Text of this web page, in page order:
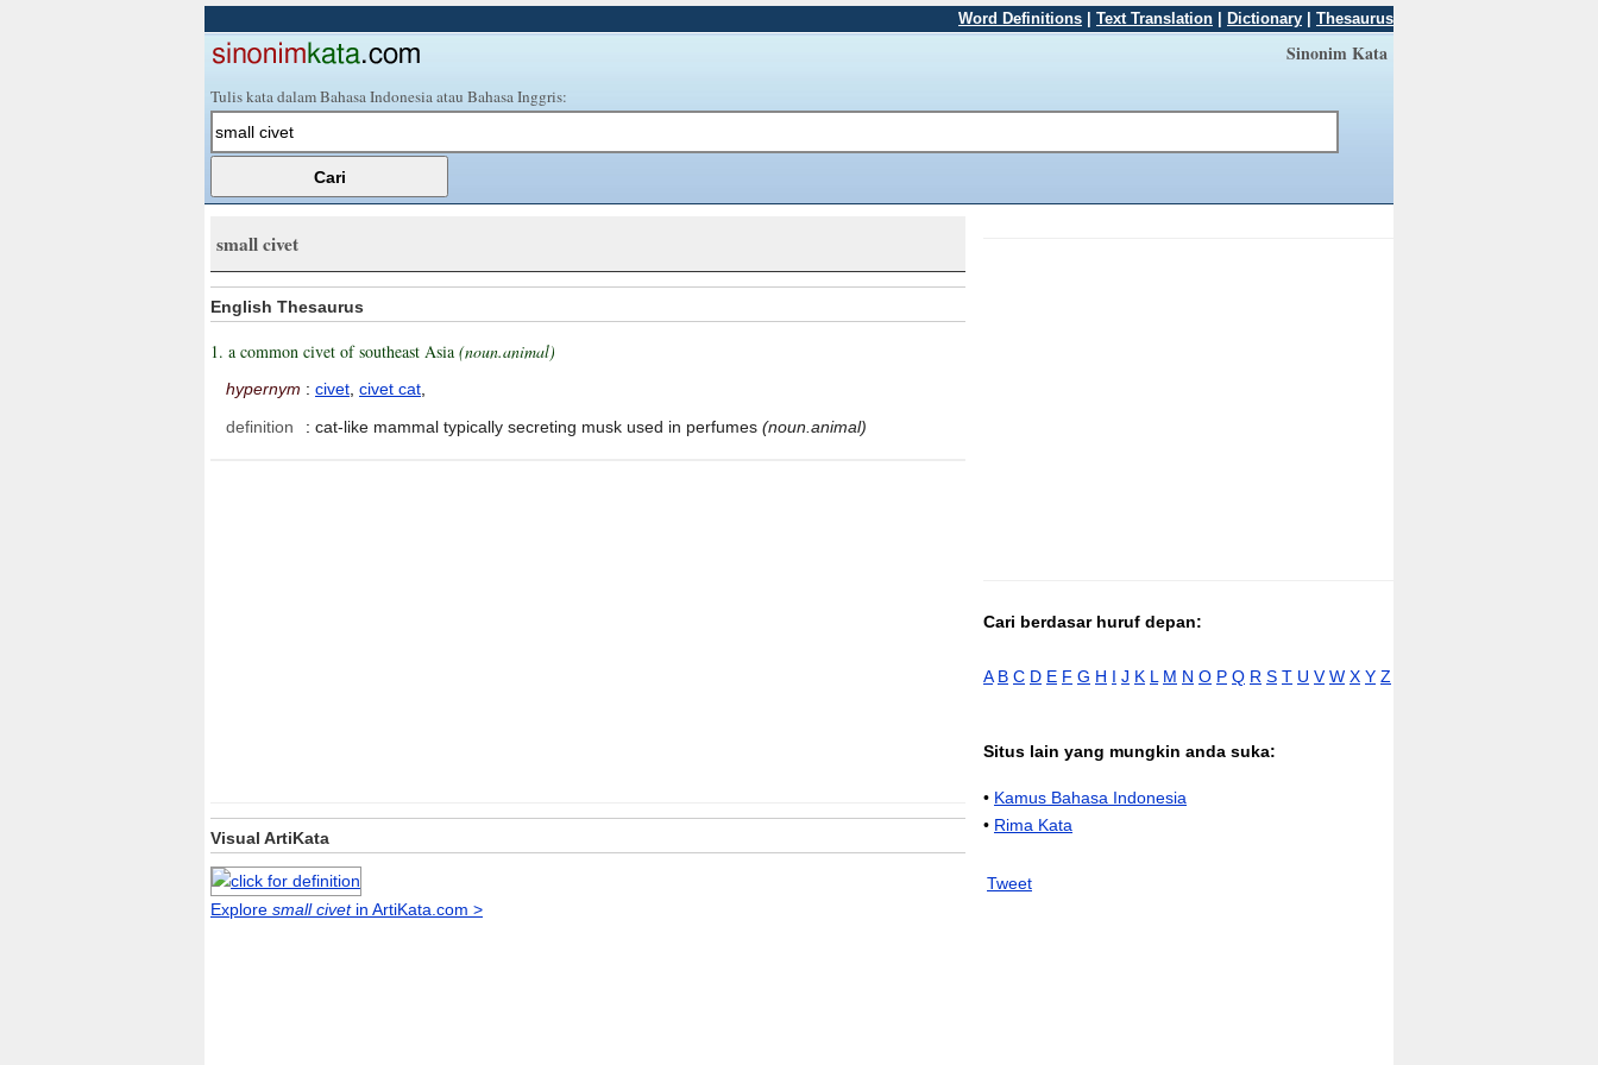
Word Definitions Text Translation Dictionary Thesaurus
Sinonim Kata
Tulis kata dalam Bahasa Indonesia atau Bahasa Inggris:
small civet
English Thesaurus
1. a common civet of southeast Asia (noun.animal)
hypernym : civet, civet cat,
definition
: cat-like mammal typically secreting musk used in perfumes (noun.animal)
Visual ArtiKata
Explore small civetin ArtiKata.com >
Cari berdasar huruf depan:
A B C D E F G H I J K L M N O P Q R S T U V W X Y Z
Situs lain yang mungkin anda suka:
• Kamus Bahasa Indonesia
• Rima Kata
Tweet